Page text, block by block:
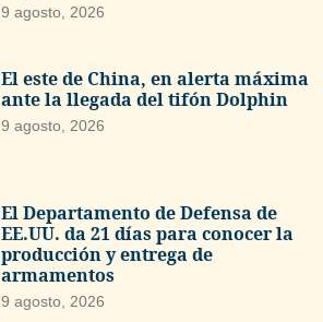
9 agosto, 2026
El este de China, en alerta máxima
ante la llegada del tifón Dolphin
9 agosto, 2026
El Departamento de Defensa de
EE.UU. da 21 días para conocer la
producción y entrega de
armamentos
9 agosto, 2026